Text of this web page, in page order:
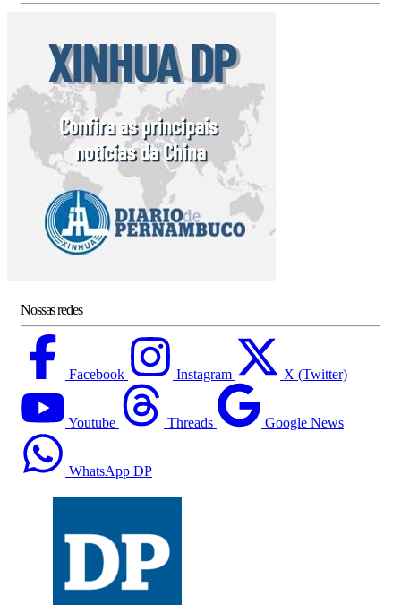
Nossas redes
Facebook Instagram X (Twitter)
Youtube Threads Google News
WhatsApp DP